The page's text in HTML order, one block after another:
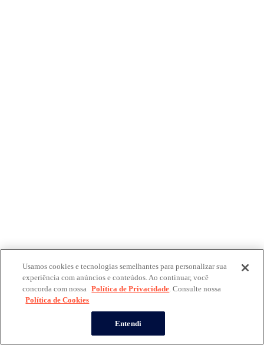
Usamos cookies e tecnologias semelhantes para personalizar sua
experiência com anúncios e conteúdos. Ao continuar, você
concorda com nossa Política de Privacidade. Consulte nossa
Política de Cookies
Entendi